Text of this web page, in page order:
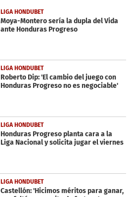
LIGA HONDUBET
Moya-Montero sería la dupla del Vida
ante Honduras Progreso
LIGA HONDUBET
Roberto Dip: 'El cambio del juego con
Honduras Progreso no es negociable'
LIGA HONDUBET
Honduras Progreso planta cara a la
Liga Nacional y solicita jugar el viernes
LIGA HONDUBET
Castellón: 'Hicimos méritos para ganar,